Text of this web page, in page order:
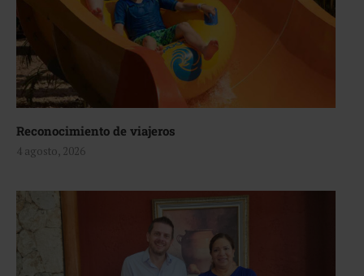
Reconocimiento de viajeros
4 agosto, 2026